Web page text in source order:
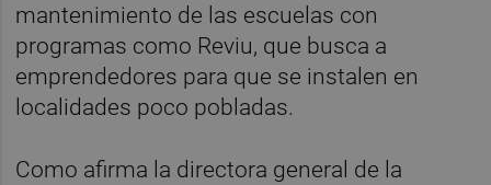
mantenimiento de las escuelas con
programas como Reviu, que busca a
emprendedores para que se instalen en
localidades poco pobladas.
Como afirma la directora general de la